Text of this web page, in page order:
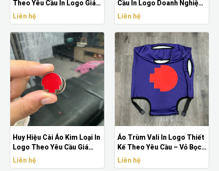
Theo Yêu Cầu In Logo Giá
Xưởng - Sản Xuất Quà Tặng
Doanh Nghiệp
Liên hệ
Cầu In Logo Doanh Nghiệp |
Sản Xuất Balo Quà Tặng Giá
Xưởng
Liên hệ
Huy Hiệu Cài Áo Kim Loại In
Logo Theo Yêu Cầu Giá
Xưởng
Liên hệ
Áo Trùm Vali In Logo Thiết
Kế Theo Yêu Cầu – Vỏ Bọc
Vali Quà Tặng Doanh
Nghiệp Giá Xưởng
Liên hệ